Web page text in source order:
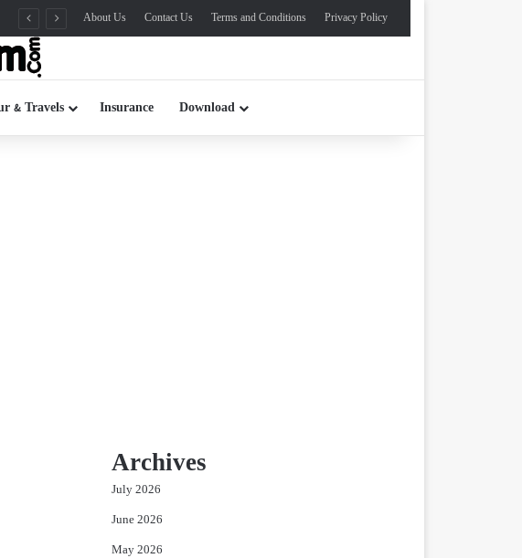
About Us Contact Us Terms and Conditions Privacy Policy
& Travels Insurance Download
Archives
July 2026
June 2026
May 2026